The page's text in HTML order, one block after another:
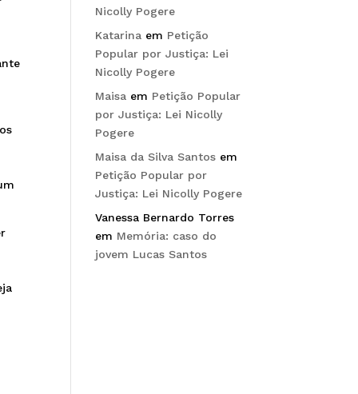
Nicolly Pogere
Katarina em Petição
Popular por Justiça: Lei
Nicolly Pogere
Maisa em Petição Popular
por Justiça: Lei Nicolly
Pogere
Maisa da Silva Santos em
Petição Popular por
Justiça: Lei Nicolly Pogere
Vanessa Bernardo Torres
em Memória: caso do
jovem Lucas Santos